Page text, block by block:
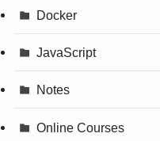
Docker
JavaScript
Notes
Online Courses